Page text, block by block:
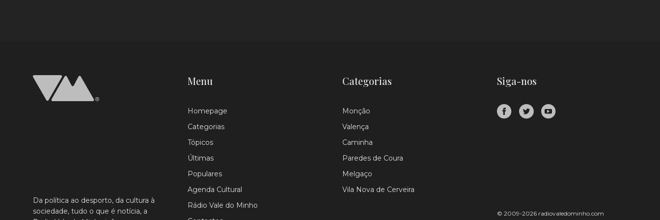
Da política ao desporto, da cultura à
sociedade, tudo o que é notícia, a
Menu
Homepage
Categorias
Tópicos
Últimas
Populares
Agenda Cultural
Rádio Vale do Minho
Categorias
Monção
Valença
Caminha
Paredes de Coura
Melgaço
Vila Nova de Cerveira
Siga-nos
© 2009-2026 radiovaledominho.com